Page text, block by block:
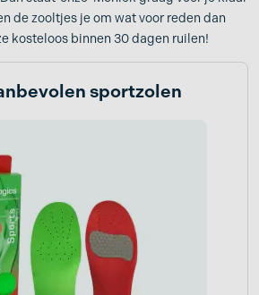
de zooltjes je om wat voor reden dan
kosteloos binnen 30 dagen ruilen!
sportzolen